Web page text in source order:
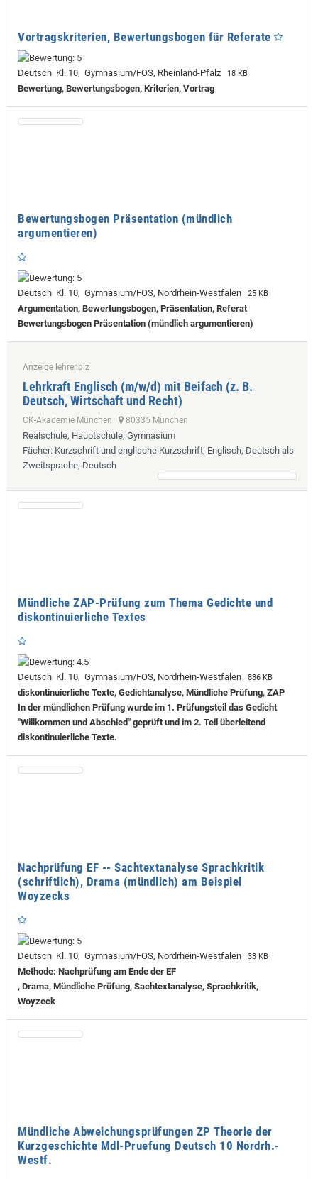
Vortragskriterien, Bewertungsbogen für Referate
Deutsch Kl. 10, Gymnasium/FOS, Rheinland-Pfalz 18 KB
Bewertung, Bewertungsbogen, Kriterien, Vortrag
Bewertungsbogen Präsentation (mündlich
argumentieren)
Deutsch Kl. 10, Gymnasium/FOS, Nordrhein-Westfalen 25 KB
Argumentation, Bewertungsbogen, Präsentation, Referat
Bewertungsbogen Präsentation (mündlich argumentieren)
Anzeige lehrer.biz
Lehrkraft Englisch (m/w/d) mit Beifach (z. B.
Deutsch, Wirtschaft und Recht)
CK-Akademie München 80335 München
Realschule, Hauptschule, Gymnasium
Fächer: Kurzschrift und englische Kurzschrift, Englisch, Deutsch als
Zweitsprache, Deutsch
Mündliche ZAP-Prüfung zum Thema Gedichte und
diskontinuierliche Textes
Deutsch Kl. 10, Gymnasium/FOS, Nordrhein-Westfalen 886 KB
diskontinuierliche Texte, Gedichtanalyse, Mündliche Prüfung, ZAP
In der mündlichen Prüfung wurde im 1. Prüfungsteil das Gedicht
"Willkommen und Abschied" geprüft und im 2. Teil überleitend
diskontinuierliche Texte.
Nachprüfung EF -- Sachtextanalyse Sprachkritik
(schriftlich), Drama (mündlich) am Beispiel
Woyzecks
Deutsch Kl. 10, Gymnasium/FOS, Nordrhein-Westfalen 33 KB
Methode: Nachprüfung am Ende der EF
, Drama, Mündliche Prüfung, Sachtextanalyse, Sprachkritik,
Woyzeck
Mündliche Abweichungsprüfungen ZP Theorie der
Kurzgeschichte Mdl-Pruefung Deutsch 10 Nordrh.-
Westf.